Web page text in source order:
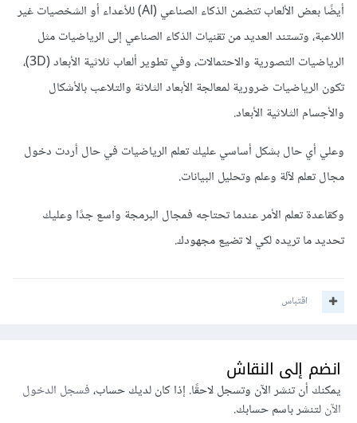
أيضًا بعض الألعاب تتضمن الذكاء الصناعي (AI) للأعداء أو الشخصيات غير
اللاعبة، وتستند العديد من تقنيات الذكاء الصناعي إلى الرياضيات مثل
الرياضيات التصورية والاحتمالات، وفي تطوير ألعاب ثلاثية الأبعاد (3D)،
تكون الرياضيات ضرورية لمعالجة الأبعاد الثلاثة والتلاعب بالأشكال
والأجسام الثلاثية الأبعاد.
وعلي أي حال بشكل أساسي عليك تعلم الرياضيات في حال أردت دخول
مجال تعلم لآلة وعلم وتحليل البيانات.
وكقاعدة تعلم الأمر عندما تحتاجه فمجال البرمجة واسع جدًا وعليك
تحديد ما تريده لكي لا تضيع مجهودك.
اقتباس
انضم إلى النقاش
يمكنك أن تنشر الآن وتسجل لاحقًا. إذا كان لديك حساب،فسجل الدخول
الآنلتنشر باسم حسابك.